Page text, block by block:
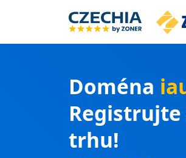
Doména
trhu!